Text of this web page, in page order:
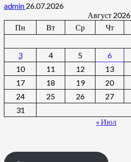
admin 26.07.2026
Август 2026
Пн
Вт Ср Чт
3
4 5 6
10
11 12 13
17
18 19 20
24
25 26 27
31
« Июл